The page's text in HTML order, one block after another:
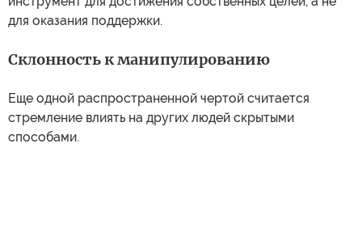
для оказания поддержки.
Склонность к манипулированию
Еще одной распространенной чертой считается
стремление влиять на других людей скрытыми
способами.